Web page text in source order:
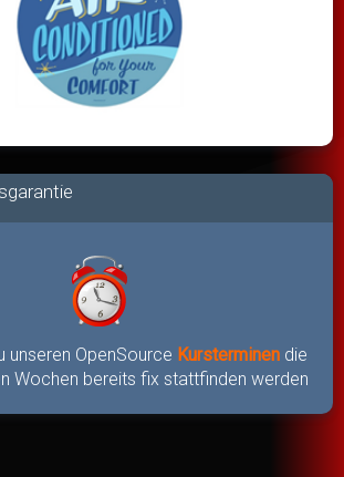
unseren OpenSource Kursterminen die
Wochen bereits fix stattfinden werden